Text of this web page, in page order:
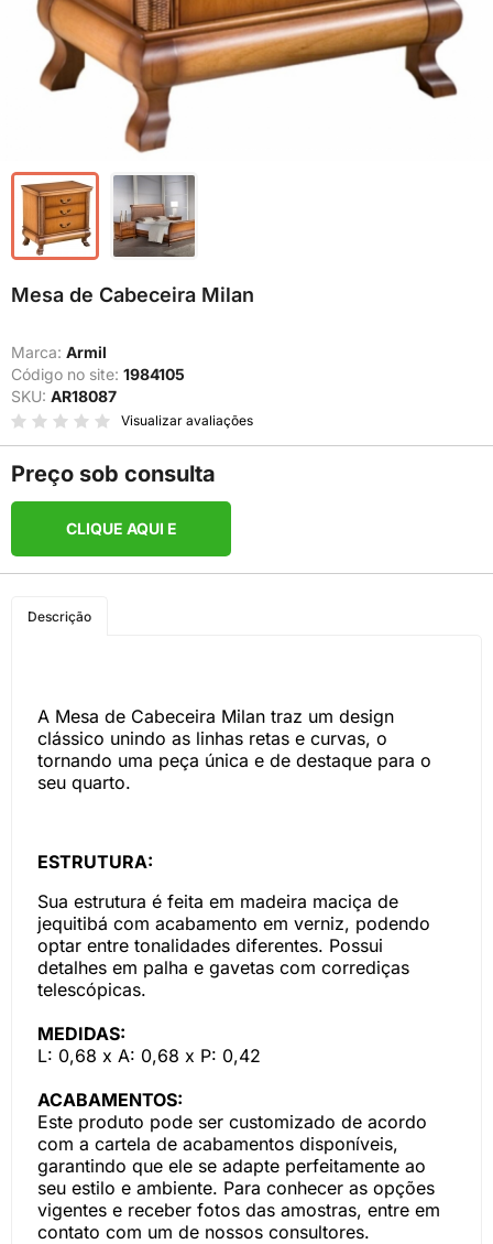
Mesa de Cabeceira Milan
Marca: Armil
Código no site: 1984105
SKU: AR18087
Visualizar avaliações
Preço sob consulta
CLIQUE AQUI E
Descrição
A Mesa de Cabeceira Milan traz um design
clássico unindo as linhas retas e curvas, o
tornando uma peça única e de destaque para o
seu quarto.
ESTRUTURA:
Sua estrutura é feita em madeira maciça de
jequitibá com acabamento em verniz, podendo
optar entre tonalidades diferentes. Possui
detalhes em palha e gavetas com corrediças
telescópicas.
MEDIDAS:
L: 0,68 x A: 0,68 x P: 0,42
ACABAMENTOS:
Este produto pode ser customizado de acordo
com a cartela de acabamentos disponíveis,
garantindo que ele se adapte perfeitamente ao
seu estilo e ambiente. Para conhecer as opções
vigentes e receber fotos das amostras, entre em
contato com um de nossos consultores.